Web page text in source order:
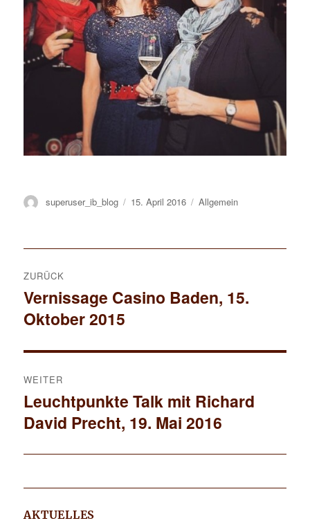
Autor
superuser_ib_blog
Veröffentlicht
15. April 2016 Kategorien
Allgemein
Navigation
ZURÜCK
Vorheriger
Beitrag:
Vernissage Casino Baden, 15.
Oktober 2015
WEITER
Nächster
Beitrag:
Leuchtpunkte Talk mit Richard
David Precht, 19. Mai 2016
AKTUELLES